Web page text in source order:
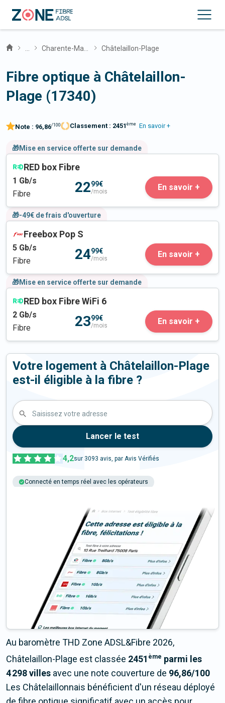
Châtelaillon-Plage
Fibre optique à Châtelaillon-
Plage (17340)
Note : 96,86/100 Classement : 2451 ème En savoir +
🎁Mise en service offerte sur demande
RED box Fibre
1 Gb/s
Fibre
2299€
/mois En savoir +
🎁-49€ de frais d'ouverture
Freebox Pop S
5 Gb/s
Fibre
2499€
/mois En savoir +
🎁Mise en service offerte sur demande
RED box Fibre WiFi 6
2 Gb/s
Fibre
2399€
/mois En savoir +
Votre logement à Châtelaillon-Plage
est-il éligible à la fibre ?
Saisissez votre adresse
Lancer le test
4,2sur 3093 avis, par Avis Vérifiés
Connecté en temps réel avec les opérateurs
Au baromètre THD Zone ADSL&Fibre 2026,
Châtelaillon-Plage est classée 2451 ème parmi les
4 298 villes avec une note couverture de 96,86/100
Les Châtelaillonnais bénéficient d'un réseau déployé